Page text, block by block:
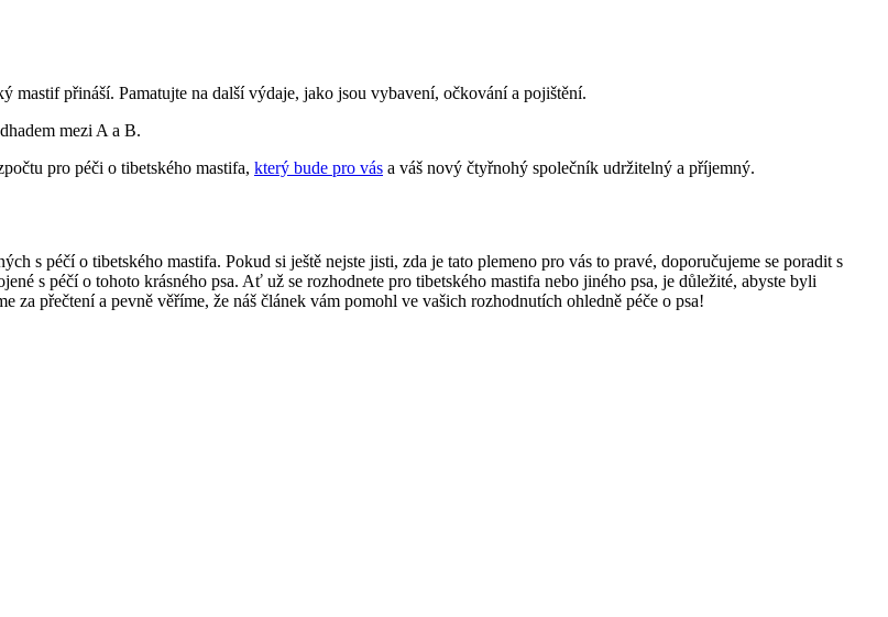
mastif přináší. Pamatujte na další výdaje, jako jsou vybavení, očkování a pojištění.
mezi A a B.
pro péči o tibetského mastifa, který bude pro vás a váš nový čtyřnohý společník udržitelný a příjemný.
s péčí o tibetského mastifa. Pokud si ještě nejste jisti, zda je tato plemeno pro vás to pravé, doporučujeme se poradit s
s péčí o tohoto krásného psa. Ať už se rozhodnete pro tibetského mastifa nebo jiného psa, je důležité, abyste byli
za přečtení a pevně věříme, že náš článek vám pomohl ve vašich rozhodnutích ohledně péče o psa!